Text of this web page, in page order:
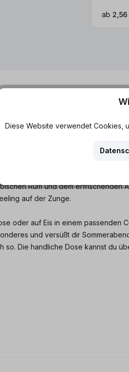
ab
ist der Malibu Pineapple
dir die Karibik ein Stück näher,
Rum und dem erfrischenden
auf der Zunge.
oder auf Eis in einem passenden
und versüßt dir
so. Die handliche Dose kannst du
Diese Website verwendet Cookies,